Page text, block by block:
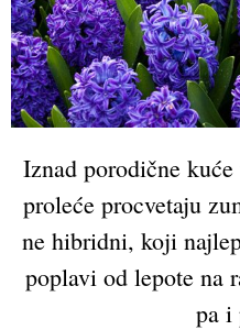
Iznad porodične
proleće procvetaju
ne hibridni, koji
poplavi od lepote na
pa i